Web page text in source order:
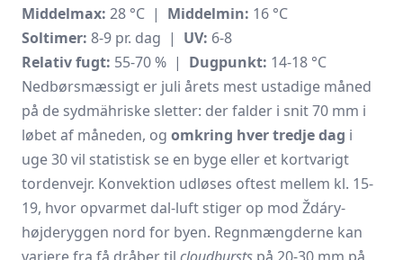
Middelmax: 28 °C | Middelmin: 16 °C
Soltimer: 8-9 pr. dag | UV: 6-8
Relativ fugt: 55-70 % | Dugpunkt: 14-18 °C
Nedbørsmæssigt er juli årets mest ustadige måned
på de sydmähriske sletter: der falder i snit 70 mm i
løbet af måneden, og omkring hver tredje dag i
uge 30 vil statistisk se en byge eller et kortvarigt
tordenvejr. Konvektion udløses oftest mellem kl. 15-
19, hvor opvarmet dal-luft stiger op mod Ždáry-
højderyggen nord for byen. Regn­mængderne kan
variere fra få dråber til cloudbursts på 20-30 mm på